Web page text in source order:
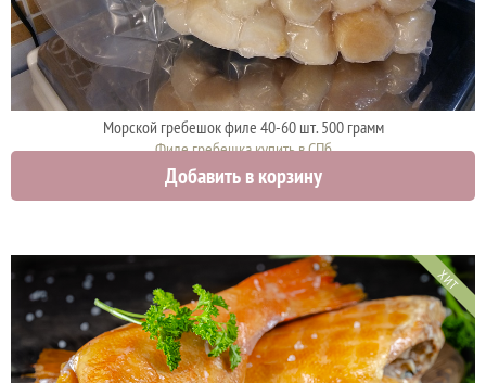
Морской гребешок филе 40-60 шт. 500 грамм
Филе гребешка купить в СПб
2000 руб.
Добавить в корзину
ХИТ